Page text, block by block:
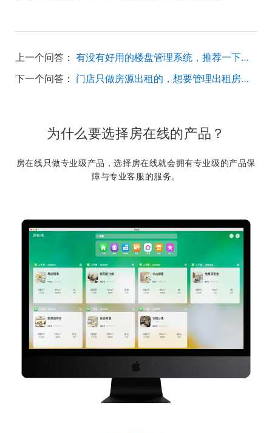
上一个问答：
有没有好用的楼盘管理系统，推荐一下呢？
下一个问答：
门店只做房源出租的，想要管理出租房源的房产软件推荐一下？
为什么要选择房在线的产品？
房在线只做专业级产品，选择房在线就会拥有专业级的产品保
障与专业客服的服务。